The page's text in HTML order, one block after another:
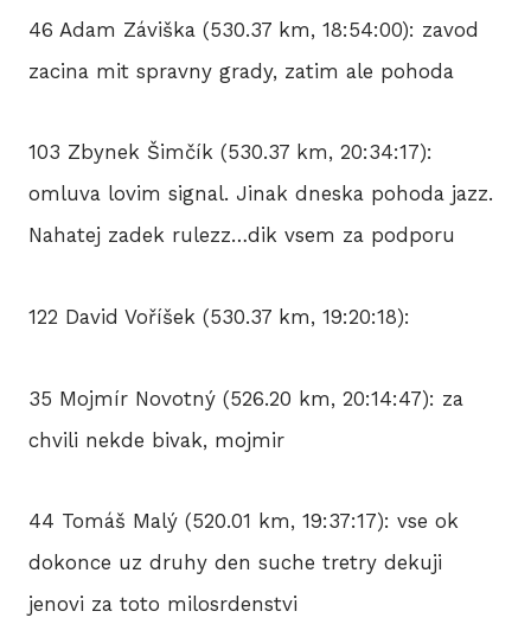
46 Adam Záviška (530.37 km, 18:54:00): zavod
zacina mit spravny grady, zatim ale pohoda
103 Zbynek Šimčík (530.37 km, 20:34:17):
omluva lovim signal. Jinak dneska pohoda jazz.
Nahatej zadek rulezz…dik vsem za podporu
122 David Voříšek (530.37 km, 19:20:18):
35 Mojmír Novotný (526.20 km, 20:14:47): za
chvili nekde bivak, mojmir
44 Tomáš Malý (520.01 km, 19:37:17): vse ok
dokonce uz druhy den suche tretry dekuji
jenovi za toto milosrdenstvi